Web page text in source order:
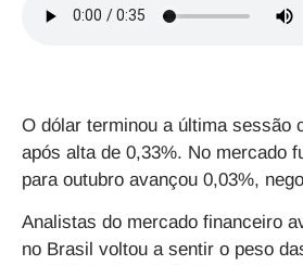
O dólar terminou a última sessão
após alta de 0,33%. No mercado
para outubro avançou 0,03%,
Analistas do mercado financeiro
no Brasil voltou a sentir o peso